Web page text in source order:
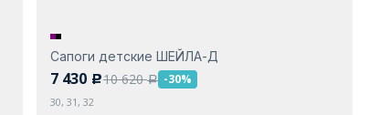
Сапоги детские ШЕЙЛА-Д
7 430 c10 620a -30%
30, 31, 32